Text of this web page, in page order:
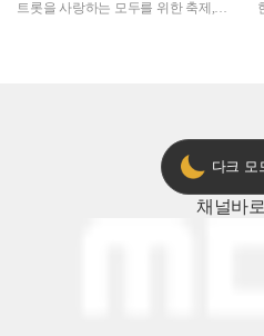
트롯을 사랑하는 모두를 위한 축제,
다크 모
채널바